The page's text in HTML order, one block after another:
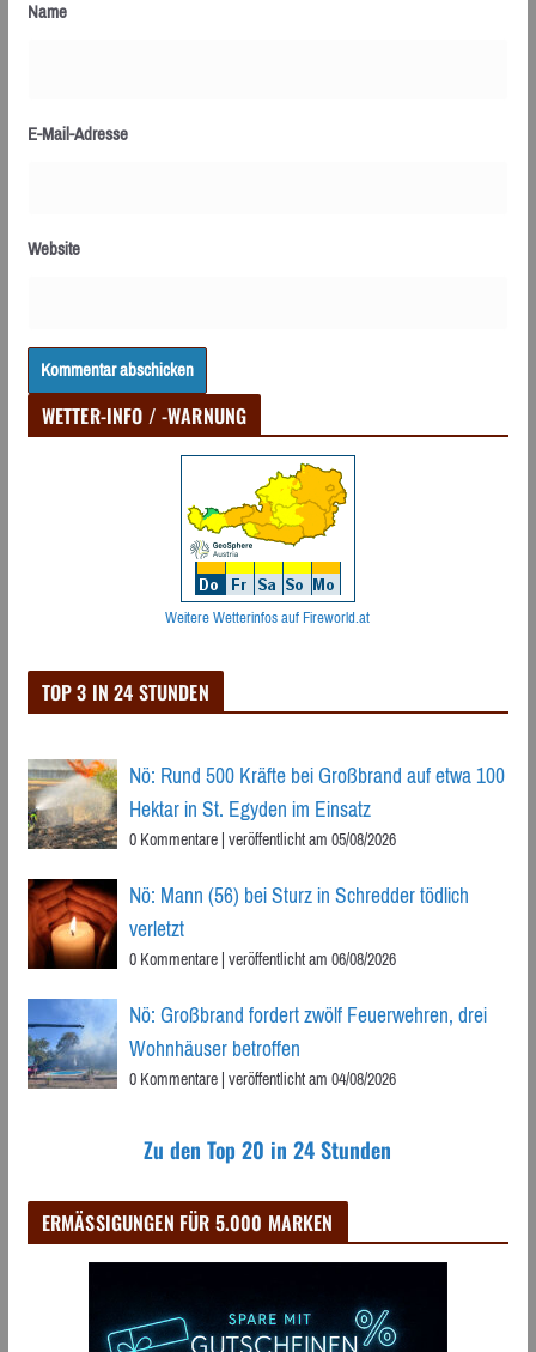
Name
E-Mail-Adresse
Website
WETTER-INFO / -WARNUNG
Weitere Wetterinfos auf Fireworld.at
TOP 3 IN 24 STUNDEN
Nö: Rund 500 Kräfte bei Großbrand auf etwa 100
Hektar in St. Egyden im Einsatz
0 Kommentare|veröffentlicht am 05/08/2026
Nö: Mann (56) bei Sturz in Schredder tödlich
verletzt
0 Kommentare|veröffentlicht am 06/08/2026
Nö: Großbrand fordert zwölf Feuerwehren, drei
Wohnhäuser betroffen
0 Kommentare|veröffentlicht am 04/08/2026
Zu den Top 20 in 24 Stunden
ERMÄSSIGUNGEN FÜR 5.000 MARKEN